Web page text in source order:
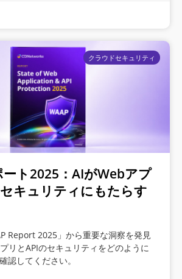
クラウドセキュリティ
ート2025：AIがWebアプ
キュリティにもたらす
Report 2025」から重要な洞察を発見
リとAPIのセキュリティをどのように
認してください。